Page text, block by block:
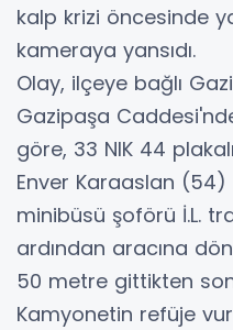
kalp krizi öncesinde
kameraya yansıdı.
Olay, ilçeye bağlı
Gazipaşa
göre, 33 NIK 44
Enver Karaaslan
minibüsü şoförü İ.L.
ardından aracına
50 metre gittikten
Kamyonetin refüje